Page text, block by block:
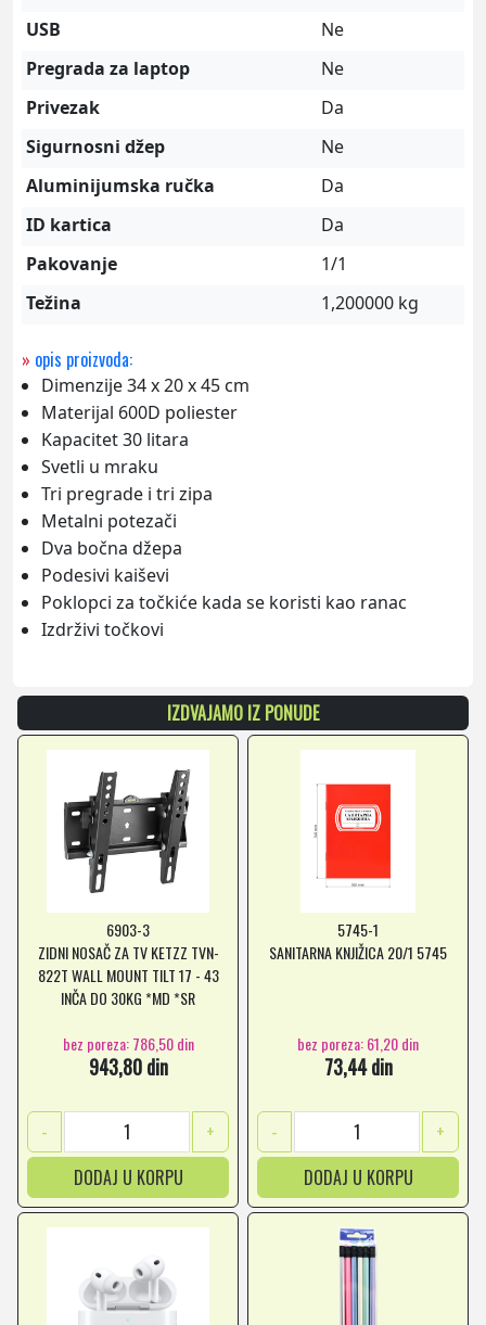
USB
Ne
Pregrada za laptop
Ne
Privezak
Da
Sigurnosni džep
Ne
Aluminijumska ručka
Da
ID kartica
Da
Pakovanje
1/1
Težina
1,200000 kg
» opis proizvoda:
Dimenzije 34 x 20 x 45 cm
Materijal 600D poliester
Kapacitet 30 litara
Svetli u mraku
Tri pregrade i tri zipa
Metalni potezači
Dva bočna džepa
Podesivi kaiševi
Poklopci za točkiće kada se koristi kao ranac
Izdrživi točkovi
IZDVAJAMO IZ PONUDE
6903-3
ZIDNI NOSAČ ZA TV KETZZ TVN-
822T WALL MOUNT TILT 17 - 43
INČA DO 30KG *MD *SR
bez poreza: 786,50 din
943,80 din
-
+
DODAJ U KORPU
5745-1
SANITARNA KNJIŽICA 20/1 5745
bez poreza: 61,20 din
73,44 din
-
+
DODAJ U KORPU